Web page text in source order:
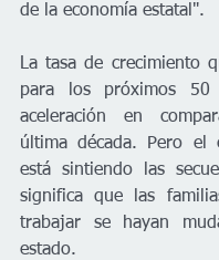
de la economía estatal".
La tasa de crecimiento
para los próximos
aceleración en
última década. Pero el
está sintiendo las
significa que las
trabajar se hayan
estado.